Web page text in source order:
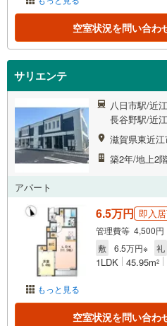
空室状況を問い合わ
サリエンテ
八日市駅/近
長谷野駅/近
滋賀県東近
築2年/地上2
アパート
もっと見る
6.5万円 即入
管理費等 4,500円
敷
6.5万円※ 礼
1LDK 45.95m2
空室状況を問い合わ